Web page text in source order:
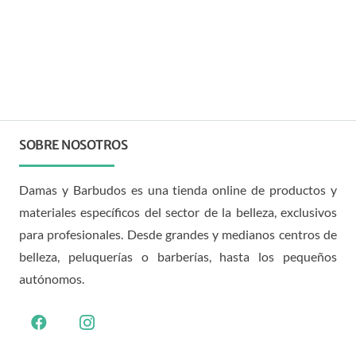
SOBRE NOSOTROS
Damas y Barbudos es una tienda online de productos y
materiales específicos del sector de la belleza, exclusivos
para profesionales. Desde grandes y medianos centros de
belleza, peluquerías o barberías, hasta los pequeños
autónomos.